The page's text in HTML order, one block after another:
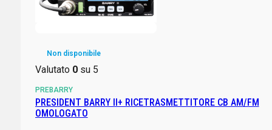
Non disponibile
Valutato 0su 5
PREBARRY
PRESIDENT BARRY II+ RICETRASMETTITORE CB AM/FM
OMOLOGATO